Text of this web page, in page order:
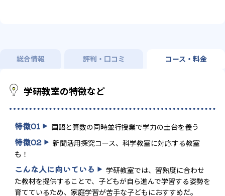
総合情報 評判・口コミ コース・料金
学研教室の特徴など
特徴01 国語と算数の同時並行授業で学力の土台を養う
特徴02
新聞活用探究コース、科学教室に対応する教室
も！
こんな人に向いている
学研教室では、習熟度に合わせ
た教材を提供することで、子どもが自ら進んで学習する姿勢を
育てているため、家庭学習が苦手な子どもにおすすめだ。